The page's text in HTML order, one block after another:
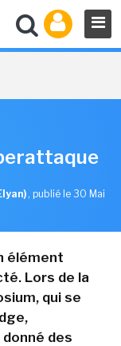
, publié le 30 Mai
élément
Lors de la
qui se
des